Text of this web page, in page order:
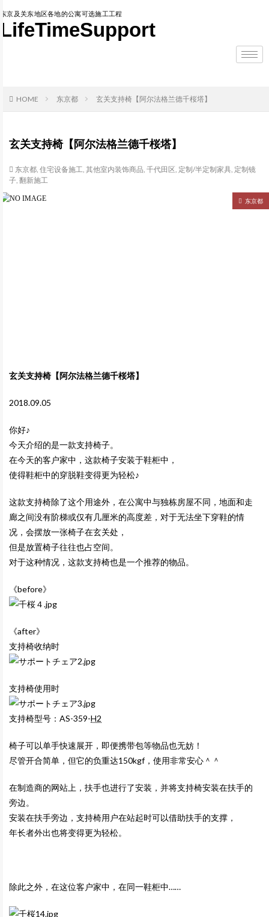
东京及关东地区各地的公寓可选施工工程
LifeTimeSupport
HOME 东京都 玄关支持椅【阿尔法格兰德千桜塔】
玄关支持椅【阿尔法格兰德千桜塔】
东京都, 住宅设备施工, 其他室内装饰商品, 千代田区, 定制/半定制家具, 定制镜
子, 翻新施工
东京都
玄关支持椅【阿尔法格兰德千桜塔】
2018.09.05
你好♪
今天介绍的是一款支持椅子。
在今天的客户家中，这款椅子安装于鞋柜中，
使得鞋柜中的穿脱鞋变得更为轻松♪
这款支持椅除了这个用途外，在公寓中与独栋房屋不同，地面和走
廊之间没有阶梯或仅有几厘米的高度差，对于无法坐下穿鞋的情
况，会摆放一张椅子在玄关处，
但是放置椅子往往也占空间。
对于这种情况，这款支持椅也是一个推荐的物品。
《before》
《after》
支持椅收纳时
支持椅使用时
支持椅型号：AS-359-H2
椅子可以单手快速展开，即便携带包等物品也无妨！
尽管开合简单，但它的负重达150kgf，使用非常安心＾＾
在制造商的网站上，扶手也进行了安装，并将支持椅安装在扶手的
旁边。
安装在扶手旁边，支持椅用户在站起时可以借助扶手的支撑，
年长者外出也将变得更为轻松。
除此之外，在这位客户家中，在同一鞋柜中……